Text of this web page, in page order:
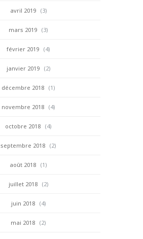
avril 2019 (3)
mars 2019 (3)
février 2019 (4)
janvier 2019 (2)
décembre 2018 (1)
novembre 2018 (4)
octobre 2018 (4)
septembre 2018 (2)
août 2018 (1)
juillet 2018 (2)
juin 2018 (4)
mai 2018 (2)